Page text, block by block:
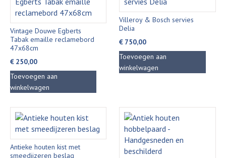
Vintage Douwe Egberts
Tabak emaille reclamebord
47x68cm
€ 250,00
Toevoegen aan
winkelwagen
Villeroy & Bosch servies
Delia
€ 750,00
Toevoegen aan
winkelwagen
Antieke houten kist met
smeedijzeren beslag